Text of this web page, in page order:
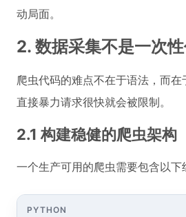
动局面。
2. 数据采集不是一次
爬虫代码的难点不在于语法，而
直接暴力请求很快就会被限制。
2.1 构建稳健的爬虫架构
一个生产可用的爬虫需要包含以下
PYTHON